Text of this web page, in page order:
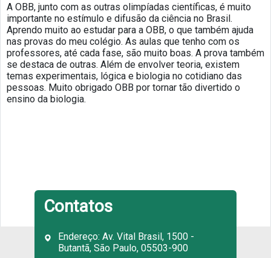
A OBB, junto com as outras olimpíadas científicas, é muito
importante no estímulo e difusão da ciência no Brasil.
Aprendo muito ao estudar para a OBB, o que também ajuda
nas provas do meu colégio. As aulas que tenho com os
professores, até cada fase, são muito boas. A prova também
se destaca de outras. Além de envolver teoria, existem
temas experimentais, lógica e biologia no cotidiano das
pessoas. Muito obrigado OBB por tornar tão divertido o
ensino da biologia.
Contatos
Endereço: Av. Vital Brasil, 1500 -
Butantã, São Paulo, 05503-900